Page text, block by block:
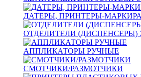
ДАТЕРЫ, ПРИНТЕРЫ-
ОТДЕЛИТЕЛИ (ДИСПЕНСЕРЫ)
АППЛИКАТОРЫ РУЧНЫЕ
СМОТЧИКИ/РАЗМОТЧИКИ